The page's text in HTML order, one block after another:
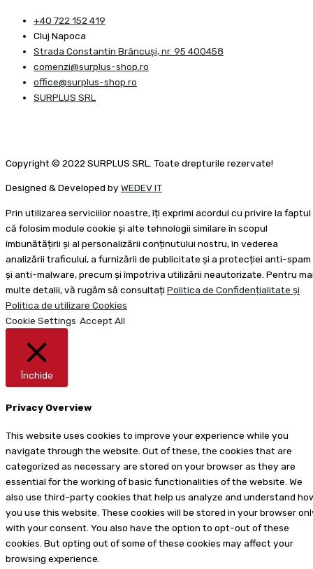
+40 722 152 419
Cluj Napoca
Strada Constantin Brâncuşi, nr. 95 400458
comenzi@surplus-shop.ro
office@surplus-shop.ro
SURPLUS SRL
Copyright © 2022 SURPLUS SRL. Toate drepturile rezervate!
Designed & Developed by WEDEV IT
Prin utilizarea serviciilor noastre, îți exprimi acordul cu privire la faptul
că folosim module cookie și alte tehnologii similare în scopul
îmbunătățirii și al personalizării conținutului nostru, în vederea
analizării traficului, a furnizării de publicitate și a protecției anti-spam
și anti-malware, precum și împotriva utilizării neautorizate. Pentru
multe detalii, vă rugăm să consultați Politica de Confidențialitate și
Politica de utilizare Cookies
Cookie Settings Accept All
Închide
Privacy Overview
This website uses cookies to improve your experience while you
navigate through the website. Out of these, the cookies that are
categorized as necessary are stored on your browser as they are
essential for the working of basic functionalities of the website. We
also use third-party cookies that help us analyze and understand
you use this website. These cookies will be stored in your browser
with your consent. You also have the option to opt-out of these
cookies. But opting out of some of these cookies may affect your
browsing experience.